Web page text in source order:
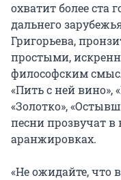
охватит более ста
дальнего
Григорьева,
простыми,
философским
«Пить с ней вино»,
«Золотко»,
песни прозвучат
аранжировках.
«Не ожидайте, что